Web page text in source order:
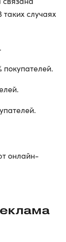
случаях
онлайн-